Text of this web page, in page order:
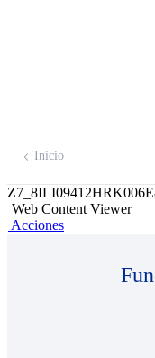
Inicio
Web Content Viewer
Acciones